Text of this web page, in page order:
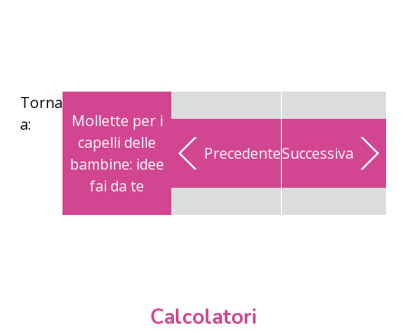
Torna
a:
Mollette per i
capelli delle
bambine: idee
fai da te
PrecedenteSuccessiva
Calcolatori